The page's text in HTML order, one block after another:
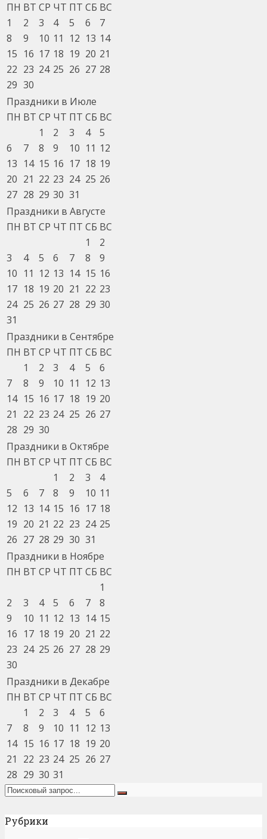
ПН ВТ СР ЧТ ПТ СБ ВС
1
2 3 4 5 6
7
8
9 10 11 12 13 14
15 16 17 18 19 20 21
22 23 24 25 26 27 28
29 30
Праздники в Июле
ПН ВТ СР ЧТ ПТ СБ ВС
1
2 3 4
5
6
7 8 9 10 11 12
13 14 15 16 17 18 19
20 21 22 23 24 25 26
27 28 29 30 31
Праздники в Августе
ПН ВТ СР ЧТ ПТ СБ ВС
1
2
3
4 5 6 7 8
9
10 11 12 13 14 15 16
17 18 19 20 21 22 23
24 25 26 27 28 29 30
31
Праздники в Сентябре
ПН ВТ СР ЧТ ПТ СБ ВС
1
2 3 4 5
6
7
8 9 10 11 12 13
14 15 16 17 18 19 20
21
22 23 24 25 26 27
28 29 30
Праздники в Октябре
ПН ВТ СР ЧТ ПТ СБ ВС
1
2 3
4
5
6 7 8 9 10 11
12 13 14 15 16 17 18
19 20 21 22 23 24 25
26 27 28 29 30 31
Праздники в Ноябре
ПН ВТ СР ЧТ ПТ СБ ВС
1
2
3 4 5 6 7
8
9
10 11 12 13 14 15
16 17 18 19 20 21 22
23 24 25 26 27 28 29
30
Праздники в Декабре
ПН ВТ СР ЧТ ПТ СБ ВС
1
2 3 4 5
6
7
8 9 10 11 12 13
14 15 16 17 18 19 20
21
22 23 24 25 26 27
28 29 30 31
Рубрики